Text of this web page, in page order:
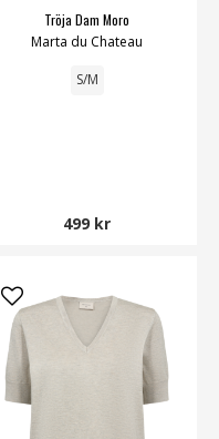
Tröja Dam Moro
Marta du Chateau
S/M
499 kr